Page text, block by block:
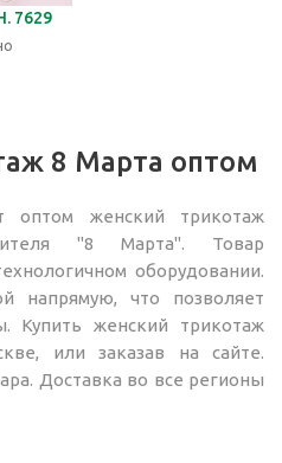
7629
8 Марта оптом
оптом женский трикотаж
"8 Марта". Товар
оборудовании.
напрямую, что позволяет
Купить женский трикотаж
или заказав на сайте.
Доставка во все регионы